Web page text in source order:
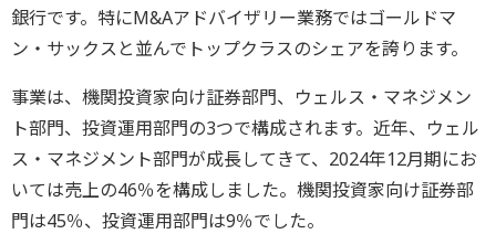
銀行です。特にM&Aアドバイザリー業務ではゴールドマ
ン・サックスと並んでトップクラスのシェアを誇ります。
事業は、機関投資家向け証券部門、ウェルス・マネジメン
ト部門、投資運用部門の3つで構成されます。近年、ウェル
ス・マネジメント部門が成長してきて、2024年12月期にお
いては売上の46％を構成しました。機関投資家向け証券部
門は45％、投資運用部門は9％でした。